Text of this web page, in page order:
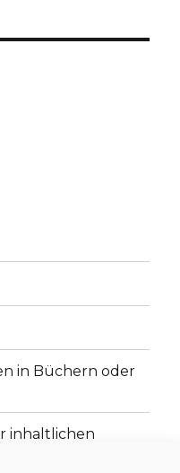
in Büchern oder
inhaltlichen